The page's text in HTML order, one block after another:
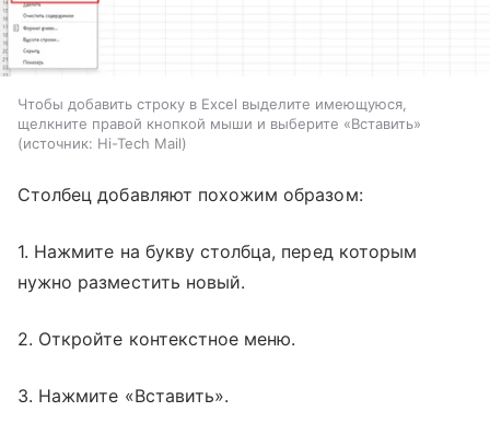
Чтобы добавить строку в Excel выделите имеющуюся,
щелкните правой кнопкой мыши и выберите «Вставить»
источник: Hi-Tech Mail
Столбец добавляют похожим образом:
1. Нажмите на букву столбца, перед которым
нужно разместить новый.
2. Откройте контекстное меню.
3. Нажмите «Вставить».